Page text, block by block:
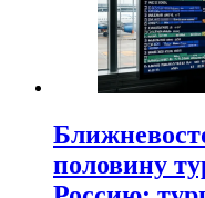
половину